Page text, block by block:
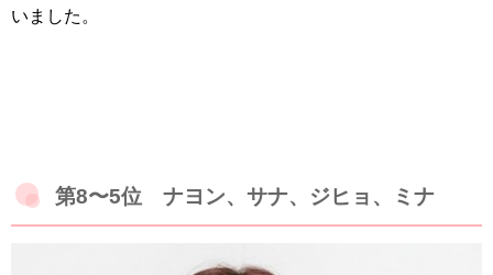
いました。
第8〜5位 ナヨン、サナ、ジヒョ、ミナ